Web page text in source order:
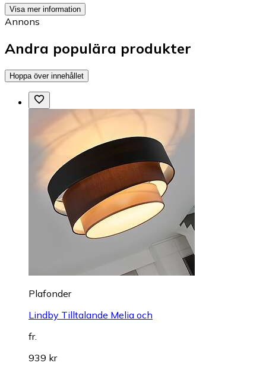
Visa mer information
Annons
Andra populära produkter
Hoppa över innehållet
Plafonder
Lindby Tilltalande Melia och
fr.
939 kr